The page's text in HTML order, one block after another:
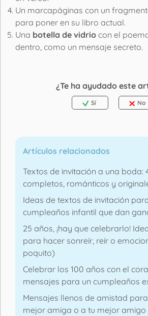
Un marcapáginas con un
para poner en su libro actual.
Una botella de vidrio con el
dentro, como un mensaje secreto.
¿Te ha ayudado este
Sí No
Artículos relacionados
Textos de invitación a una boda:
completos, románticos y
Ideas de textos de invitación
cumpleaños infantil que dan
25 años, ¡hay que celebrarlo!
para hacer sonreír, reír o
poquito)
Celebrar los 100 años con el
mensajes para un cumpleaños
Mensajes llenos de amistad
mejor amiga o a tu mejor amigo